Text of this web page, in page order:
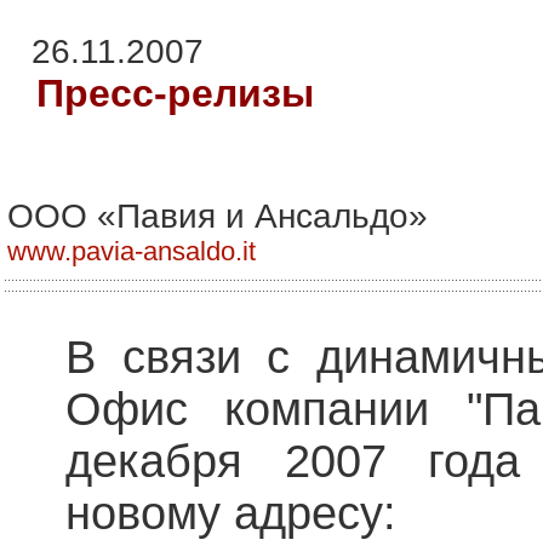
26.11.2007
Пресс-релизы
ООО «Павия и Ансальдо»
www.pavia-ansaldo.it
В связи с
Офис компании
декабря 2007
новому адресу: